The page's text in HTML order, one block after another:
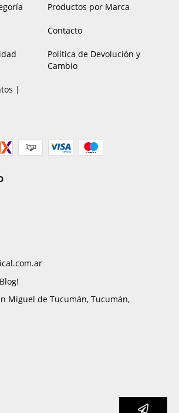
Productos por Marca
Contacto
Política de Devolución y
Cambio
|
Miguel de Tucumán, Tucumán,